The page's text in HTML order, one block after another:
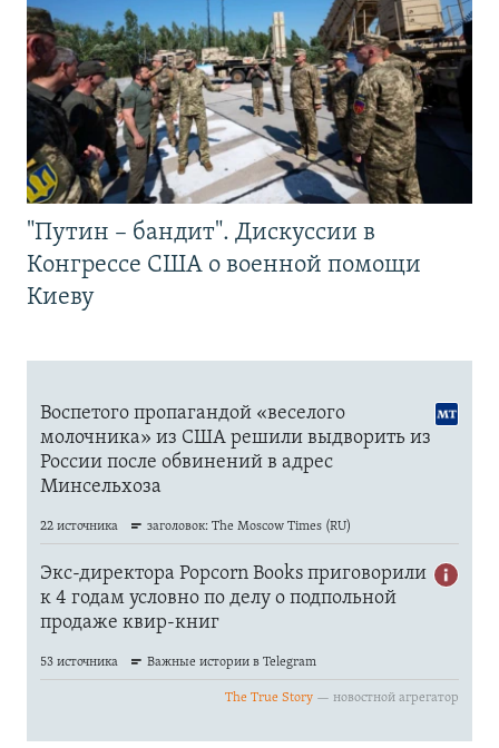
"Путин – бандит". Дискуссии в
Конгрессе США о военной помощи
Киеву